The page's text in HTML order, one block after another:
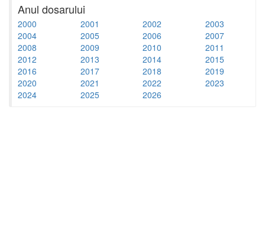
Anul dosarului
2000 2001 2002
2003
2004
2005 2006
2007
2008
2009 2010
2011
2012
2013 2014
2015
2016
2017 2018
2019
2020
2021 2022
2023
2024
2025 2026